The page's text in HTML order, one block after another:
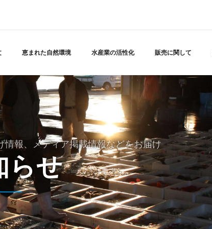
恵まれた自然環境 水産業の活性化 販売に関して
報、メディア掲載情報などをお届け
らせ